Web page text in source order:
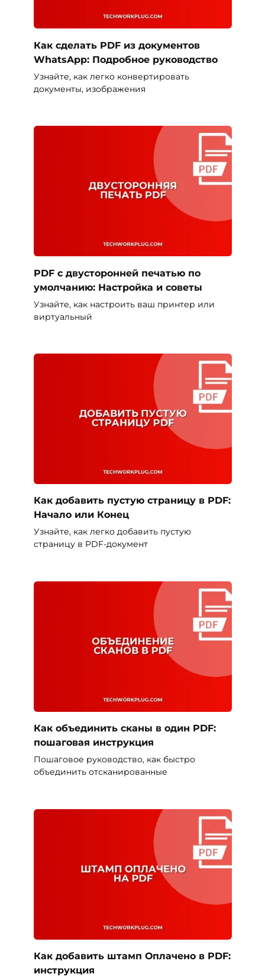
Как сделать PDF из документов
WhatsApp: Подробное руководство
Узнайте, как легко конвертировать
документы, изображения
PDF с двусторонней печатью по
умолчанию: Настройка и советы
Узнайте, как настроить ваш принтер или
виртуальный
Как добавить пустую страницу в PDF:
Начало или Конец
Узнайте, как легко добавить пустую
страницу в PDF-документ
Как объединить сканы в один PDF:
пошаговая инструкция
Пошаговое руководство, как быстро
объединить отсканированные
Как добавить штамп Оплачено в PDF:
инструкция